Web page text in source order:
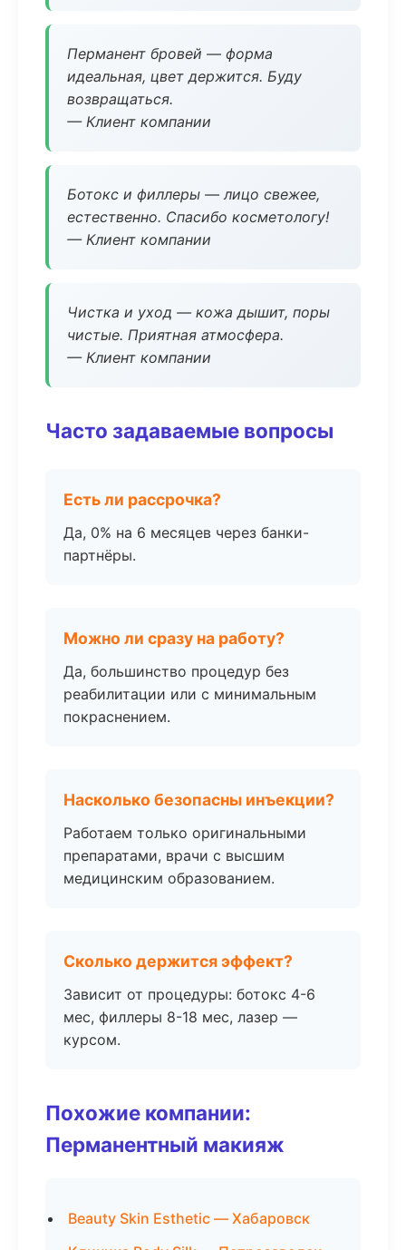
Перманент бровей — форма
идеальная, цвет держится. Буду
возвращаться.
— Клиент компании
Ботокс и филлеры — лицо свежее,
естественно. Спасибо косметологу!
— Клиент компании
Чистка и уход — кожа дышит, поры
чистые. Приятная атмосфера.
— Клиент компании
Часто задаваемые вопросы
Есть ли рассрочка?
Да, 0% на 6 месяцев через банки-
партнёры.
Можно ли сразу на работу?
Да, большинство процедур без
реабилитации или с минимальным
покраснением.
Насколько безопасны инъекции?
Работаем только оригинальными
препаратами, врачи с высшим
медицинским образованием.
Сколько держится эффект?
Зависит от процедуры: ботокс 4-6
мес, филлеры 8-18 мес, лазер —
курсом.
Похожие компании:
Перманентный макияж
Beauty Skin Esthetic — Хабаровск